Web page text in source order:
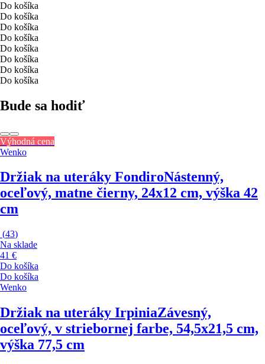
Do košíka
Do košíka
Do košíka
Do košíka
Do košíka
Do košíka
Do košíka
Do košíka
Bude sa hodiť
Výhodná cena
Wenko
Držiak na uteráky FondiroNástenný,
oceľový, matne čierny, 24x12 cm, výška 42
cm
(43)
Na sklade
41 €
Do košíka
Do košíka
Wenko
Držiak na uteráky IrpiniaZávesný,
oceľový, v striebornej farbe, 54,5x21,5 cm,
výška 77,5 cm